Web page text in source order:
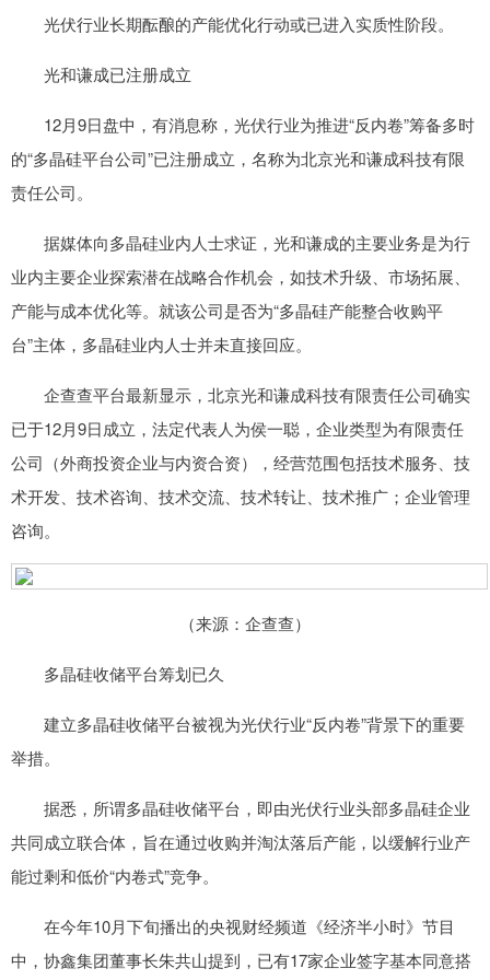
光伏行业长期酝酿的产能优化行动或已进入实质性阶段。
光和谦成已注册成立
12月9日盘中，有消息称，光伏行业为推进“反内卷”筹备多时
的“多晶硅平台公司”已注册成立，名称为北京光和谦成科技有限
责任公司。
据媒体向多晶硅业内人士求证，光和谦成的主要业务是为行
业内主要企业探索潜在战略合作机会，如技术升级、市场拓展、
产能与成本优化等。就该公司是否为“多晶硅产能整合收购平
台”主体，多晶硅业内人士并未直接回应。
企查查平台最新显示，北京光和谦成科技有限责任公司确实
已于12月9日成立，法定代表人为侯一聪，企业类型为有限责任
公司（外商投资企业与内资合资），经营范围包括技术服务、技
术开发、技术咨询、技术交流、技术转让、技术推广；企业管理
咨询。
（来源：企查查）
多晶硅收储平台筹划已久
建立多晶硅收储平台被视为光伏行业“反内卷”背景下的重要
举措。
据悉，所谓多晶硅收储平台，即由光伏行业头部多晶硅企业
共同成立联合体，旨在通过收购并淘汰落后产能，以缓解行业产
能过剩和低价“内卷式”竞争。
在今年10月下旬播出的央视财经频道《经济半小时》节目
中，协鑫集团董事长朱共山提到，已有17家企业签字基本同意搭